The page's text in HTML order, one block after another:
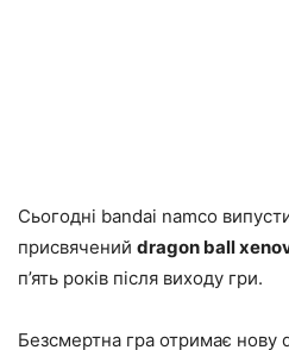
Сьогодні bandai namco
присвячений dragon ball
п’ять років після виходу гри.
Безсмертна гра отримає нову